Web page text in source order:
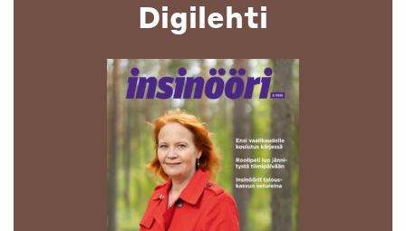
Digilehti